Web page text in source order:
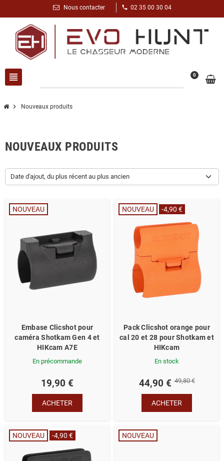
Nous contacter phone 02 35 00 30 04
view_headline 0
chevron_right Nouveaux produits
NOUVEAUX PRODUITS
Date d'ajout, du plus récent au plus ancien
NOUVEAU
Embase Clicshot pour
caméra Shotkam Gen 4 et
HIKcam A7E
En précommande
19,90 €
ACHETER
-4,90 €
NOUVEAU
Pack Clicshot orange pour
cal 20 et 28 pour Shotkam et
HIKcam
En stock
44,90 € 49,80 €
ACHETER
-4,90 €
NOUVEAU NOUVEAU